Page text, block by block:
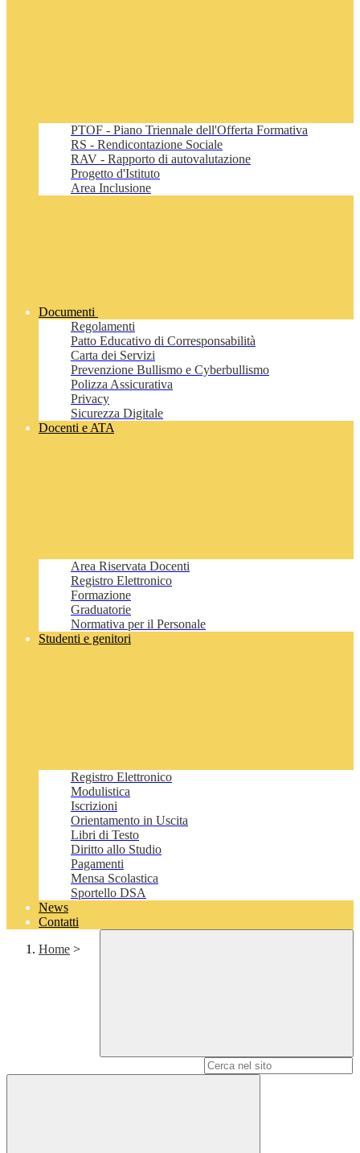
PTOF - Piano Triennale dell'Offerta Formativa
RS - Rendicontazione Sociale
RAV - Rapporto di autovalutazione
Progetto d'Istituto
Area Inclusione
Documenti
Regolamenti
Patto Educativo di Corresponsabilità
Carta dei Servizi
Prevenzione Bullismo e Cyberbullismo
Polizza Assicurativa
Privacy
Sicurezza Digitale
Docenti e ATA
Area Riservata Docenti
Registro Elettronico
Formazione
Graduatorie
Normativa per il Personale
Studenti e genitori
Registro Elettronico
Modulistica
Iscrizioni
Orientamento in Uscita
Libri di Testo
Diritto allo Studio
Pagamenti
Mensa Scolastica
Sportello DSA
News
Contatti
Home >